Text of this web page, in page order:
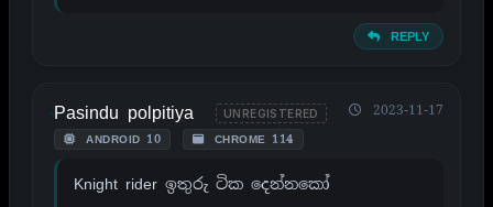
REPLY
Pasindu polpitiya UNREGISTERED
ANDROID 10 CHROME 114
2023-11-17
Knight rider ඉතුරු ටික දෙන්නකෝ